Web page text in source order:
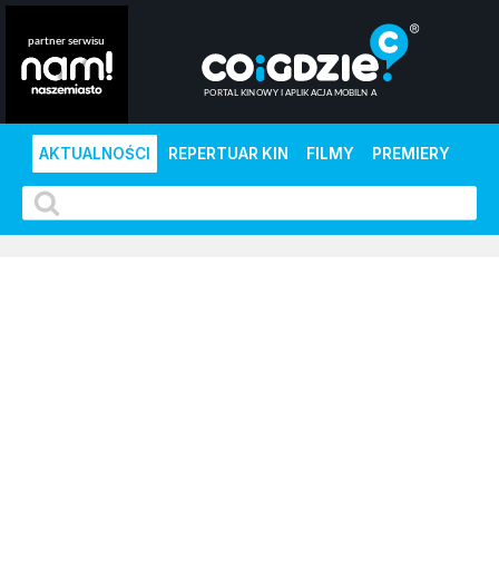
AKTUALNOŚCI REPERTUAR KIN FILMY PREMIERY